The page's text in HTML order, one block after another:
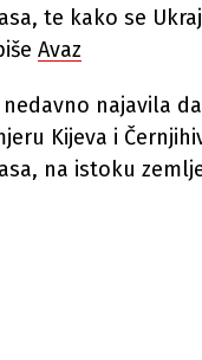
te kako se
Avaz
najavila
Kijeva i
na istoku